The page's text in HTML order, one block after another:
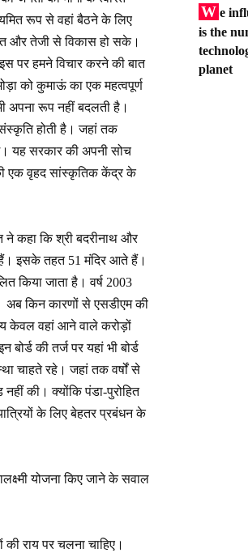
रूप से वहां बैठने के लिए
और तेजी से विकास हो सके।
पर हमने विचार करने की बात
को कुमाऊं का एक महत्वपूर्ण
अपना रूप नहीं बदलती है।
होती है। जहां तक
यह सरकार की अपनी सोच
एक वृहद सांस्कृतिक केंद्र के
ने कहा कि श्री बदरीनाथ और
हैं। इसके तहत 51 मंदिर आते हैं।
किया जाता है। वर्ष 2003
अब किन कारणों से एसडीएम की
केवल वहां आने वाले करोड़ों
की तर्ज पर यहां भी बोर्ड
चाहते रहे। जहां तक वर्षों से
की। क्योंकि पंडा-पुरोहित
के लिए बेहतर प्रबंधन के
योजना किए जाने के सवाल
राय पर चलना चाहिए।
W e
is the
planet